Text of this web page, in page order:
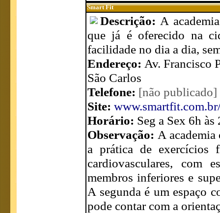
Smart Fit
Descrição: A
que já é oferecido na
facilidade no dia a dia,
Endereço: Av. Francisco
São Carlos
Telefone: [não publicado]
Site:
Horário: Seg a Sex 6h
Observação: A academia
a prática de exercícios
cardiovasculares, com
membros inferiores e
A segunda é um espaço
pode contar com a